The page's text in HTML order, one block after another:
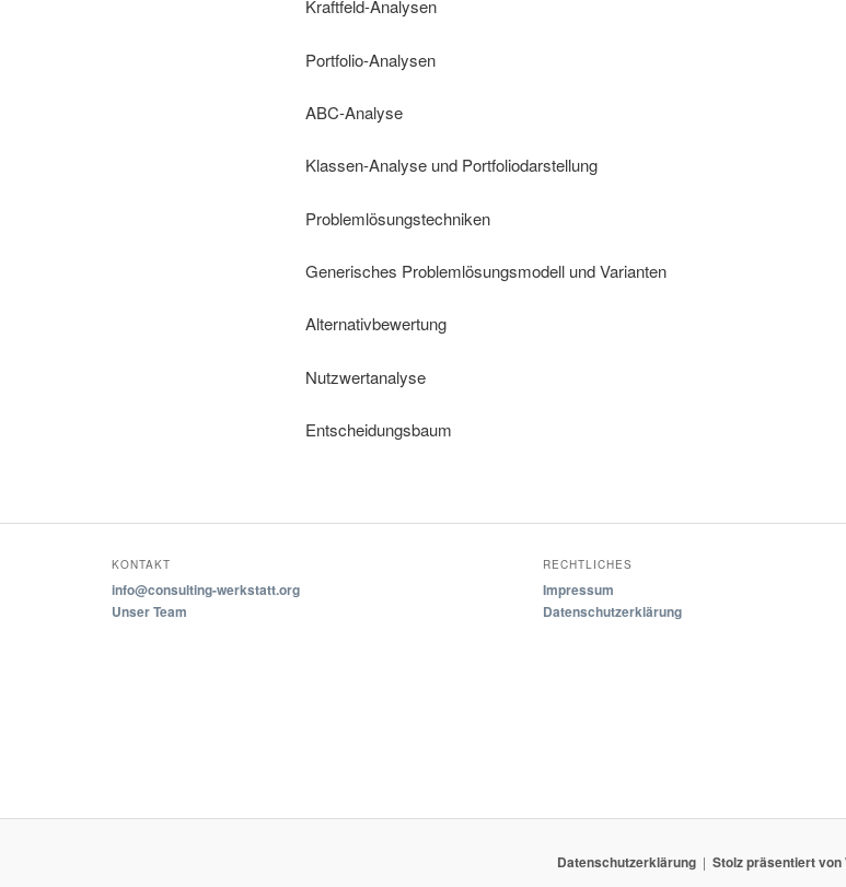
Kraftfeld-Analysen
Portfolio-Analysen
ABC-Analyse
Klassen-Analyse und Portfoliodarstellung
Problemlösungstechniken
Generisches Problemlösungsmodell und Varianten
Alternativbewertung
Nutzwertanalyse
Entscheidungsbaum
KONTAKT
info@consulting-werkstatt.org
Unser Team
RECHTLICHES
Impressum
Datenschutzerklärung
Datenschutzerklärung Stolz präsentiert von